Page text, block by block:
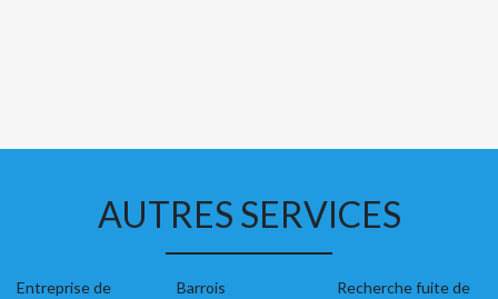
AUTRES SERVICES
Entreprise de
Barrois
Recherche fuite de